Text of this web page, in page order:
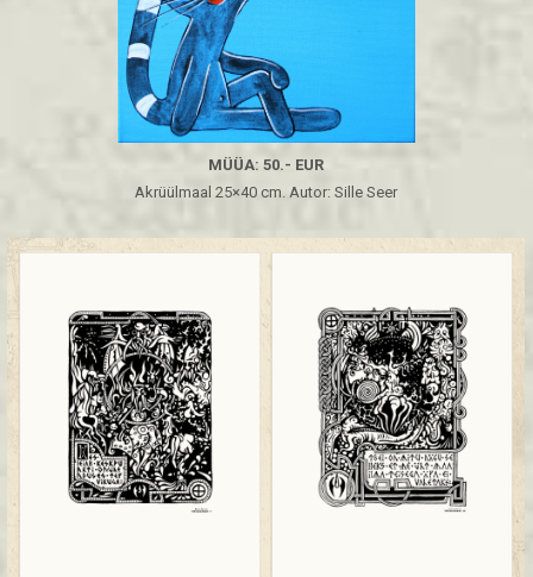
MÜÜA: 50.- EUR
Akrüülmaal 25×40 cm. Autor: Sille Seer